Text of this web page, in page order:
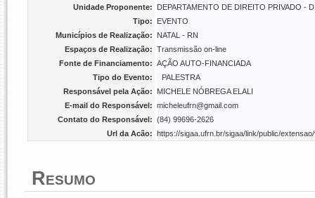
Unidade Proponente:
DEPARTAMENTO DE DIREITO PRIVADO -
Tipo:
EVENTO
Municípios de Realização:
NATAL - RN
Espaços de Realização: Transmissão on-line
Fonte de Financiamento: AÇÃO AUTO-FINANCIADA
Tipo do Evento:
PALESTRA
Responsável pela Ação:
MICHELE NÓBREGA ELALI
E-mail do Responsável: micheleufrn@gmail.com
Contato do Responsável: (84) 99696-2626
Url da Acão: https://sigaa.ufrn.br/sigaa/link/public/
Resumo